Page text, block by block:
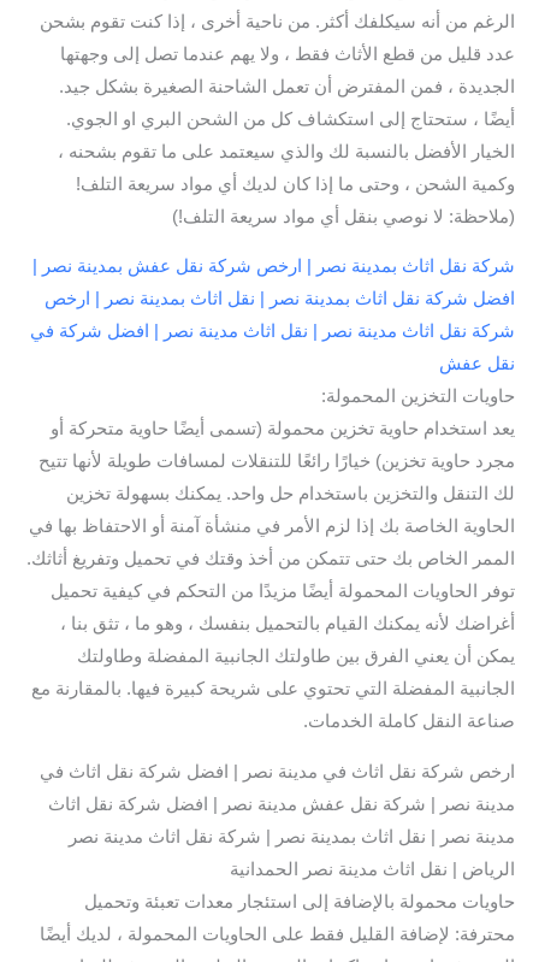
الرغم من أنه سيكلفك أكثر. من ناحية أخرى ، إذا كنت تقوم بشحن
عدد قليل من قطع الأثاث فقط ، ولا يهم عندما تصل إلى وجهتها
الجديدة ، فمن المفترض أن تعمل الشاحنة الصغيرة بشكل جيد.
أيضًا ، ستحتاج إلى استكشاف كل من الشحن البري او الجوي.
الخيار الأفضل بالنسبة لك والذي سيعتمد على ما تقوم بشحنه ،
وكمية الشحن ، وحتى ما إذا كان لديك أي مواد سريعة التلف!
(ملاحظة: لا نوصي بنقل أي مواد سريعة التلف!)
شركة نقل اثاث بمدينة نصر | ارخص شركة نقل عفش بمدينة نصر |
افضل شركة نقل اثاث بمدينة نصر | نقل اثاث بمدينة نصر | ارخص
شركة نقل اثاث مدينة نصر | نقل اثاث مدينة نصر | افضل شركة في
نقل عفش
حاويات التخزين المحمولة:
يعد استخدام حاوية تخزين محمولة (تسمى أيضًا حاوية متحركة أو
مجرد حاوية تخزين) خيارًا رائعًا للتنقلات لمسافات طويلة لأنها تتيح
لك التنقل والتخزين باستخدام حل واحد. يمكنك بسهولة تخزين
الحاوية الخاصة بك إذا لزم الأمر في منشأة آمنة أو الاحتفاظ بها في
الممر الخاص بك حتى تتمكن من أخذ وقتك في تحميل وتفريغ أثاثك.
توفر الحاويات المحمولة أيضًا مزيدًا من التحكم في كيفية تحميل
أغراضك لأنه يمكنك القيام بالتحميل بنفسك ، وهو ما ، تثق بنا ،
يمكن أن يعني الفرق بين طاولتك الجانبية المفضلة وطاولتك
الجانبية المفضلة التي تحتوي على شريحة كبيرة فيها. بالمقارنة مع
صناعة النقل كاملة الخدمات.
ارخص شركة نقل اثاث في مدينة نصر | افضل شركة نقل اثاث في
مدينة نصر | شركة نقل عفش مدينة نصر | افضل شركة نقل اثاث
مدينة نصر | نقل اثاث بمدينة نصر | شركة نقل اثاث مدينة نصر
الرياض | نقل اثاث مدينة نصر الحمدانية
حاويات محمولة بالإضافة إلى استئجار معدات تعبئة وتحميل
محترفة: لإضافة القليل فقط على الحاويات المحمولة ، لديك أيضًا